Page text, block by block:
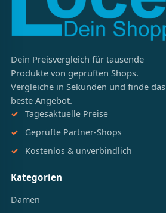
Dein Preisvergleich für tausende
Produkte von geprüften Shops.
Vergleiche in Sekunden und finde das
beste Angebot.
Tagesaktuelle Preise
Geprüfte Partner-Shops
Kostenlos & unverbindlich
Kategorien
Damen